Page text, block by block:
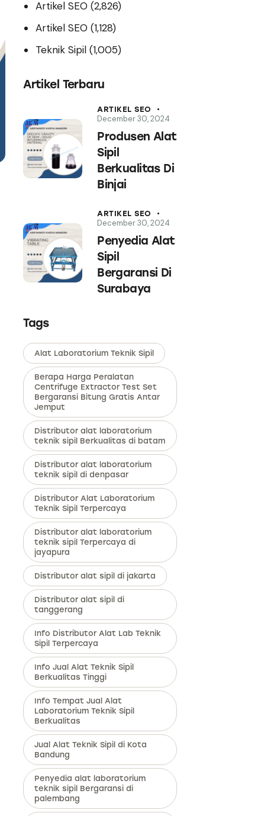
Artikel SEO (2,826)
Artikel SEO (1,128)
Teknik Sipil(1,005)
Artikel Terbaru
ARTIKEL SEO
December 30, 2024
Produsen Alat
Sipil
Berkualitas Di
Binjai
ARTIKEL SEO
December 30, 2024
Penyedia Alat
Sipil
Bergaransi Di
Surabaya
Tags
Alat Laboratorium Teknik Sipil
Berapa Harga Peralatan
Centrifuge Extractor Test Set
Bergaransi Bitung Gratis Antar
Jemput
Distributor alat laboratorium
teknik sipil Berkualitas di batam
Distributor alat laboratorium
teknik sipil di denpasar
Distributor Alat Laboratorium
Teknik Sipil Terpercaya
Distributor alat laboratorium
teknik sipil Terpercaya di
jayapura
Distributor alat sipil di jakarta
Distributor alat sipil di
tanggerang
Info Distributor Alat Lab Teknik
Sipil Terpercaya
Info Jual Alat Teknik Sipil
Berkualitas Tinggi
Info Tempat Jual Alat
Laboratorium Teknik Sipil
Berkualitas
Jual Alat Teknik Sipil di Kota
Bandung
Penyedia alat laboratorium
teknik sipil Bergaransi di
palembang